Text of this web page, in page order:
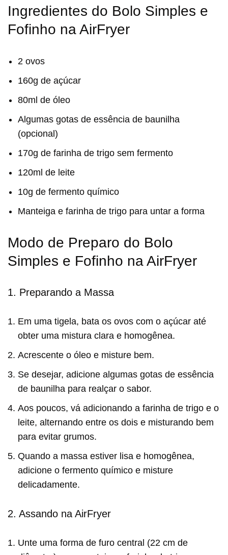
Ingredientes do Bolo Simples e
Fofinho na AirFryer
2 ovos
160g de açúcar
80ml de óleo
Algumas gotas de essência de baunilha
(opcional)
170g de farinha de trigo sem fermento
120ml de leite
10g de fermento químico
Manteiga e farinha de trigo para untar a forma
Modo de Preparo do Bolo
Simples e Fofinho na AirFryer
1. Preparando a Massa
Em uma tigela, bata os ovos com o açúcar até
obter uma mistura clara e homogênea.
Acrescente o óleo e misture bem.
Se desejar, adicione algumas gotas de essência
de baunilha para realçar o sabor.
Aos poucos, vá adicionando a farinha de trigo e o
leite, alternando entre os dois e misturando bem
para evitar grumos.
Quando a massa estiver lisa e homogênea,
adicione o fermento químico e misture
delicadamente.
2. Assando na AirFryer
Unte uma forma de furo central (22 cm de